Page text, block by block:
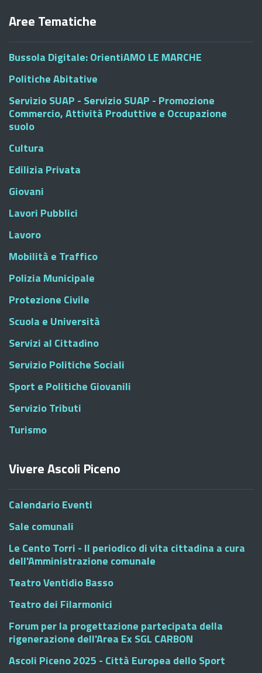
Aree Tematiche
Bussola Digitale: OrientiAMO LE MARCHE
Politiche Abitative
Servizio SUAP - Servizio SUAP - Promozione
Commercio, Attività Produttive e Occupazione
suolo
Cultura
Edilizia Privata
Giovani
Lavori Pubblici
Lavoro
Mobilità e Traffico
Polizia Municipale
Protezione Civile
Scuola e Università
Servizi al Cittadino
Servizio Politiche Sociali
Sport e Politiche Giovanili
Servizio Tributi
Turismo
Vivere Ascoli Piceno
Calendario Eventi
Sale comunali
Le Cento Torri - Il periodico di vita cittadina a cura
dell'Amministrazione comunale
Teatro Ventidio Basso
Teatro dei Filarmonici
Forum per la progettazione partecipata della
rigenerazione dell'Area Ex SGL CARBON
Ascoli Piceno 2025 - Città Europea dello Sport